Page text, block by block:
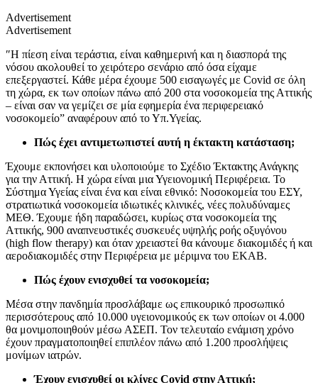
Advertisement
Advertisement
″Η πίεση είναι τεράστια, είναι καθημερινή και η διασπορά της
νόσου ακολουθεί το χειρότερο σενάριο από όσα είχαμε
επεξεργαστεί. Κάθε μέρα έχουμε 500 εισαγωγές με Covid σε όλη
τη χώρα, εκ των οποίων πάνω από 200 στα νοσοκομεία της Αττικής
– είναι σαν να γεμίζει σε μία εφημερία ένα περιφερειακό
νοσοκομείο” αναφέρουν από το Υπ.Υγείας.
Πώς έχει αντιμετωπιστεί αυτή η έκτακτη κατάσταση;
Έχουμε εκπονήσει και υλοποιούμε το Σχέδιο Έκτακτης Ανάγκης
για την Αττική. Η χώρα είναι μια Υγειονομική Περιφέρεια. Το
Σύστημα Υγείας είναι ένα και είναι εθνικό: Νοσοκομεία του ΕΣΥ,
στρατιωτικά νοσοκομεία ιδιωτικές κλινικές, νέες πολυδύναμες
ΜΕΘ. Έχουμε ήδη παραδώσει, κυρίως στα νοσοκομεία της
Αττικής, 900 αναπνευστικές συσκευές υψηλής ροής οξυγόνου
(high flow therapy) και όταν χρειαστεί θα κάνουμε διακομιδές ή και
αεροδιακομιδές στην Περιφέρεια με μέριμνα του ΕΚΑΒ.
Πώς έχουν ενισχυθεί τα νοσοκομεία;
Μέσα στην πανδημία προσλάβαμε ως επικουρικό προσωπικό
περισσότερους από 10.000 υγειονομικούς εκ των οποίων οι 4.000
θα μονιμοποιηθούν μέσω ΑΣΕΠ. Τον τελευταίο ενάμιση χρόνο
έχουν πραγματοποιηθεί επιπλέον πάνω από 1.200 προσλήψεις
μονίμων ιατρών.
Έχουν ενισχυθεί οι κλίνες Covid στην Αττική;